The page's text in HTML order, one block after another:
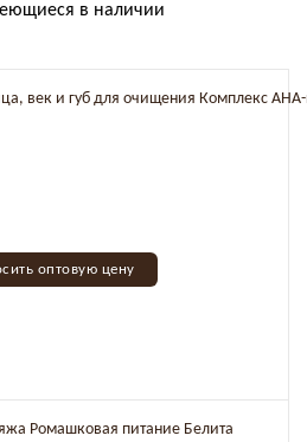
в наличии
век и губ для очищения Комплекс AHA-
оптовую цену
Ромашковая питание Белита